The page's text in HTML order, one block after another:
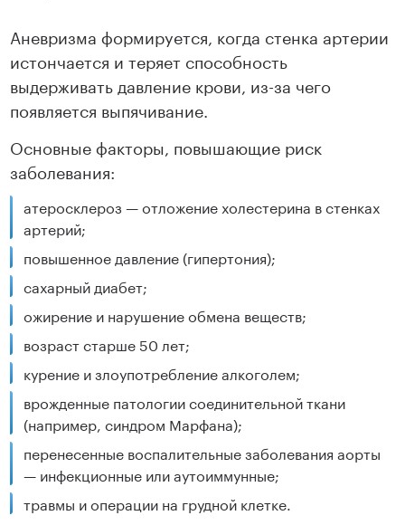
Аневризма формируется, когда стенка артерии
истончается и теряет способность
выдерживать давление крови, из-за чего
появляется выпячивание.
Основные факторы, повышающие риск
заболевания:
атеросклероз — отложение холестерина в стенках
артерий;
повышенное давление (гипертония);
сахарный диабет;
ожирение и нарушение обмена веществ;
возраст старше 50 лет;
курение и злоупотребление алкоголем;
врожденные патологии соединительной ткани
(например, синдром Марфана);
перенесенные воспалительные заболевания аорты
— инфекционные или аутоиммунные;
травмы и операции на грудной клетке.